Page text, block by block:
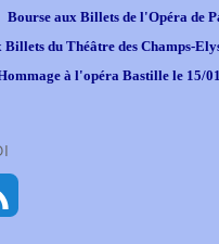
Bourse aux Billets de l'Opéra de
Billets du Théâtre des Champs-
à l'opéra Bastille le 15/